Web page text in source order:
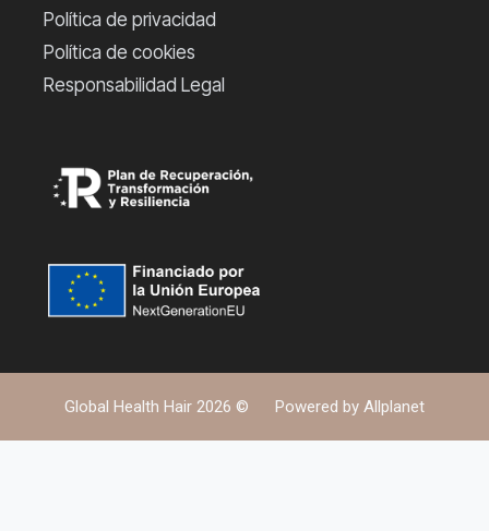
Política de privacidad
Política de cookies
Responsabilidad Legal
Global Health Hair 2026 © Powered by Allplanet